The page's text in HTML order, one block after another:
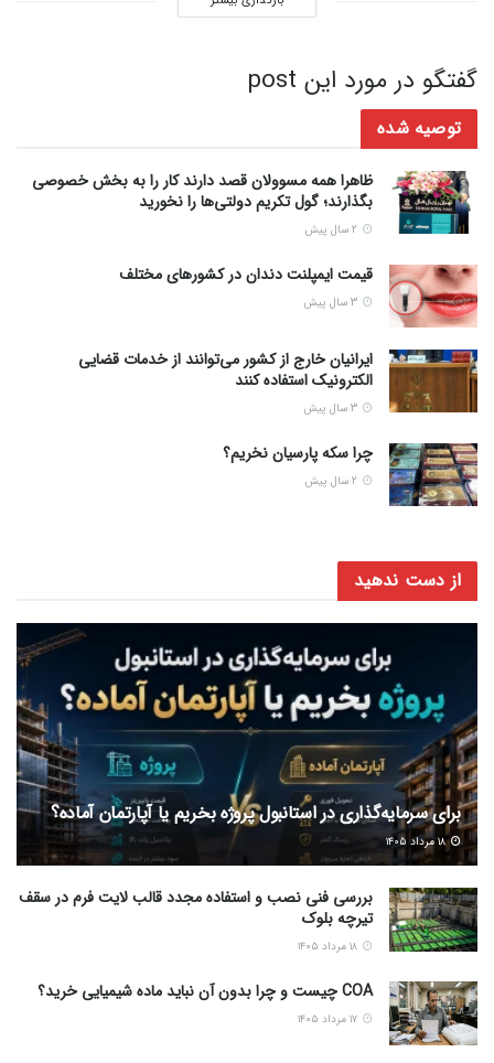
گفتگو در مورد این post
توصیه شده
ظاهرا همه مسوولان قصد دارند کار را به بخش خصوصی
بگذارند؛ گول تکریم دولتی‌ها را نخورید
قیمت ایمپلنت دندان در کشورهای مختلف
ایرانیان خارج از کشور می‌توانند از خدمات قضایی
الکترونیک استفاده کنند
چرا سکه پارسیان نخریم؟
از دست ندهید
برای سرمایه‌گذاری در استانبول پروژه بخریم یا آپارتمان آماده؟
۱۸ مرداد ۱۴۰۵
بررسی فنی نصب و استفاده مجدد قالب لایت فرم در سقف
تیرچه بلوک
COA چیست و چرا بدون آن نباید ماده شیمیایی خرید؟